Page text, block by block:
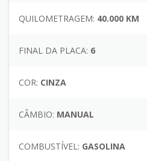
QUILOMETRAGEM: 40.000 KM
FINAL DA PLACA: 6
COR: CINZA
CÂMBIO: MANUAL
COMBUSTÍVEL: GASOLINA